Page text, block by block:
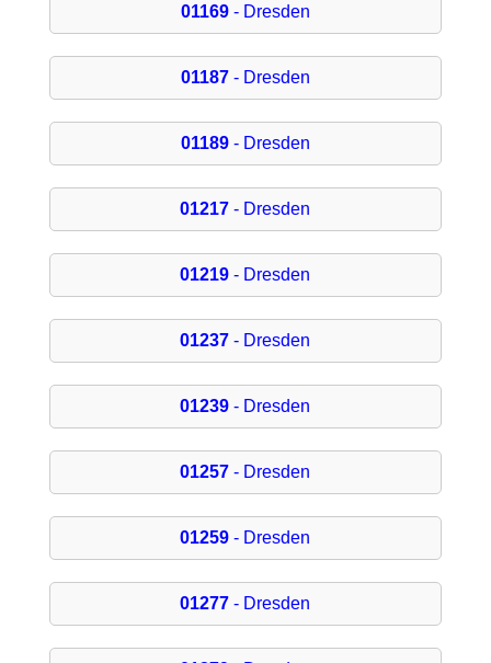
01169- Dresden
01187- Dresden
01189- Dresden
01217 - Dresden
01219 - Dresden
01237 - Dresden
01239 - Dresden
01257 - Dresden
01259 - Dresden
01277 - Dresden